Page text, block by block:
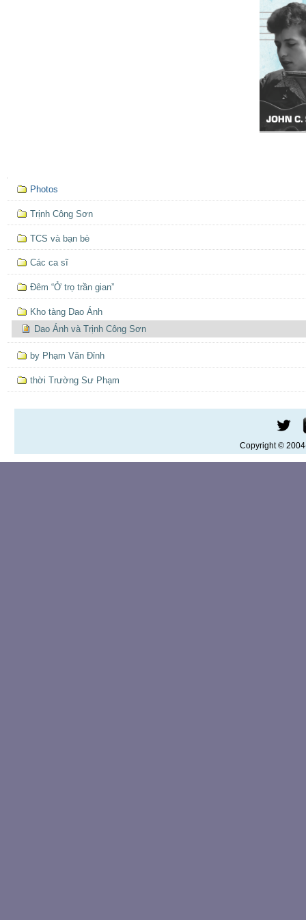
Mục
định
hướng
Photos
Trịnh Công Sơn
TCS và bạn bè
Các ca sĩ
Đêm “Ở trọ trần gian”
Kho tàng Dao Ánh
Dao Ánh và Trịnh Công Sơn
by Phạm Văn Đỉnh
thời Trường Sư Phạm
Copyright ©